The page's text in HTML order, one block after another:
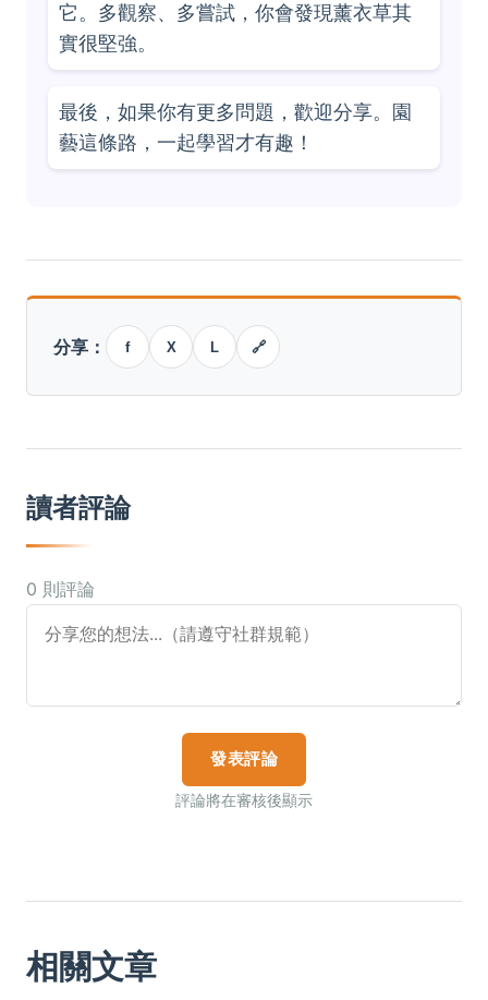
它。多觀察、多嘗試，你會發現薰衣草其
實很堅強。
最後，如果你有更多問題，歡迎分享。園
藝這條路，一起學習才有趣！
分享： f X L 🔗
讀者評論
0 則評論
發表評論
評論將在審核後顯示
相關文章